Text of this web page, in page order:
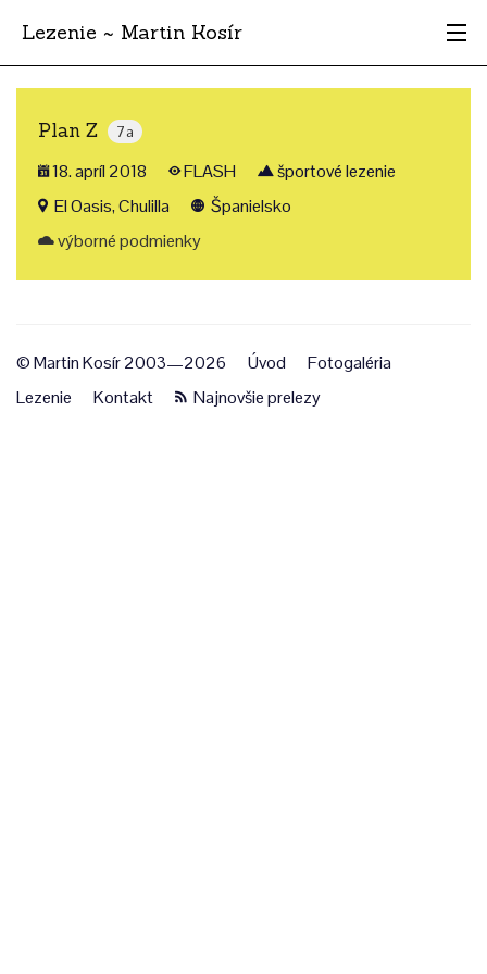
Lezenie ~ Martin Kosír
Najhodnotnejšie
Krajina
Štýl
Plan Z 7a
18. apríl 2018 FLASH
športové lezenie
El Oasis, Chulilla
Španielsko
výborné podmienky
© Martin Kosír 2003—2026 Úvod
Fotogaléria
Lezenie
Kontakt Najnovšie prelezy